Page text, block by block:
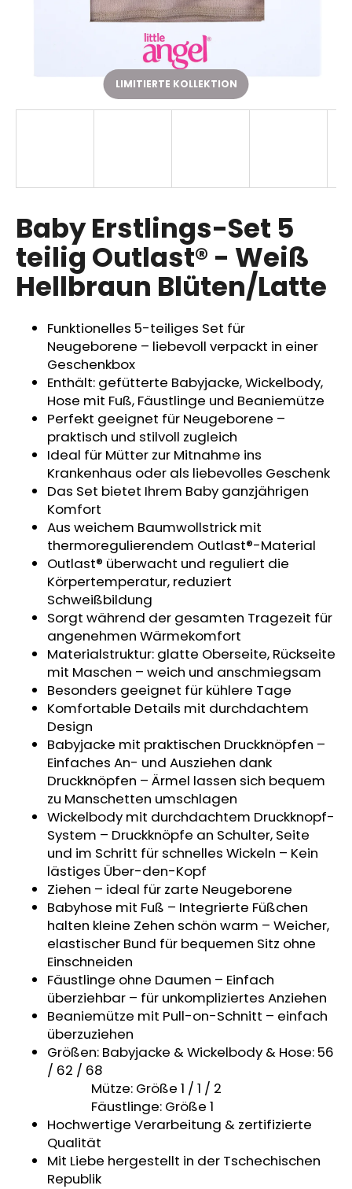
Baby Erstlings-Set 5
teilig Outlast® - Weiß
Hellbraun Blüten/Latte
Funktionelles 5-teiliges Set für
Neugeborene – liebevoll verpackt in einer
Geschenkbox
Enthält: gefütterte Babyjacke, Wickelbody,
Hose mit Fuß, Fäustlinge und Beaniemütze
Perfekt geeignet für Neugeborene –
praktisch und stilvoll zugleich
Ideal für Mütter zur Mitnahme ins
Krankenhaus oder als liebevolles Geschenk
Das Set bietet Ihrem Baby ganzjährigen
Komfort
Aus weichem Baumwollstrick mit
thermoregulierendem Outlast®-Material
Outlast® überwacht und reguliert die
Körpertemperatur, reduziert
Schweißbildung
Sorgt während der gesamten Tragezeit für
angenehmen Wärmekomfort
Materialstruktur: glatte Oberseite, Rückseite
mit Maschen – weich und anschmiegsam
Besonders geeignet für kühlere Tage
Komfortable Details mit durchdachtem
Design
Babyjacke mit praktischen Druckknöpfen –
Einfaches An- und Ausziehen dank
Druckknöpfen – Ärmel lassen sich bequem
zu Manschetten umschlagen
Wickelbody mit durchdachtem Druckknopf-
System – Druckknöpfe an Schulter, Seite
und im Schritt für schnelles Wickeln – Kein
lästiges Über-den-Kopf
Ziehen – ideal für zarte Neugeborene
Babyhose mit Fuß – Integrierte Füßchen
halten kleine Zehen schön warm – Weicher,
elastischer Bund für bequemen Sitz ohne
Einschneiden
Fäustlinge ohne Daumen – Einfach
überziehbar – für unkompliziertes Anziehen
Beaniemütze mit Pull-on-Schnitt – einfach
überzuziehen
Größen: Babyjacke & Wickelbody & Hose: 56
/ 62 / 68
Mütze: Größe 1 / 1 / 2
Fäustlinge: Größe 1
Hochwertige Verarbeitung & zertifizierte
Qualität
Mit Liebe hergestellt in der Tschechischen
Republik
LIMITIERTE KOLLEKTION
SUCHEN
p
f
e
h
l
e
KINDERSITZUNTERLAGE
OUTLAST®
GRAU
MELIERT
€24,90